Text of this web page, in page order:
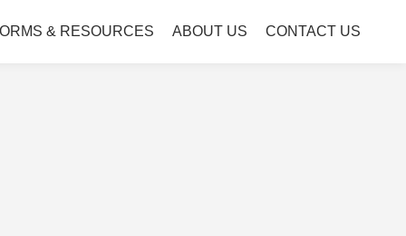
& RESOURCES ABOUT US CONTACT US